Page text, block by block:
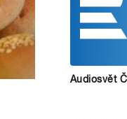
Audiosvět